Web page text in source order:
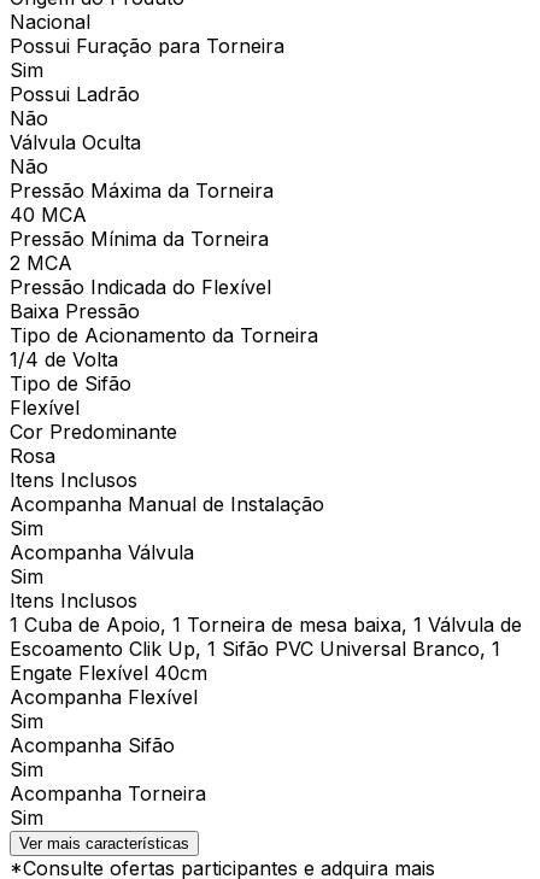
Nacional
Possui Furação para Torneira
Sim
Possui Ladrão
Não
Válvula Oculta
Não
Pressão Máxima da Torneira
40 MCA
Pressão Mínima da Torneira
2 MCA
Pressão Indicada do Flexível
Baixa Pressão
Tipo de Acionamento da Torneira
1/4 de Volta
Tipo de Sifão
Flexível
Cor Predominante
Rosa
Itens Inclusos
Acompanha Manual de Instalação
Sim
Acompanha Válvula
Sim
Itens Inclusos
1 Cuba de Apoio, 1 Torneira de mesa baixa, 1 Válvula de
Escoamento Clik Up, 1 Sifão PVC Universal Branco, 1
Engate Flexível 40cm
Acompanha Flexível
Sim
Acompanha Sifão
Sim
Acompanha Torneira
Sim
Ver mais características
*Consulte ofertas participantes e adquira mais